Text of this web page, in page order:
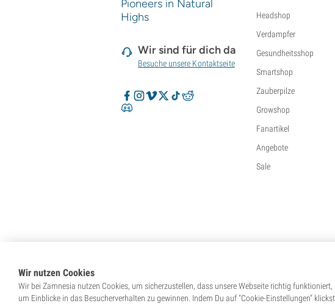
Pioneers in Natural
Highs
Wir sind für dich da
Besuche unsere Kontaktseite
Headshop
Verdampfer
Gesundheitsshop
Smartshop
Zauberpilze
Growshop
Fanartikel
Angebote
Sale
Wir nutzen Cookies
Wir bei Zamnesia nutzen Cookies, um sicherzustellen, dass unsere Webseite richtig
um Einblicke in das Besucherverhalten zu gewinnen. Indem Du auf "Cookie-Einstellungen"